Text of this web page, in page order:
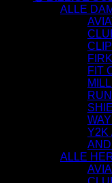
ALLE
FIT
Y2K
ALLE